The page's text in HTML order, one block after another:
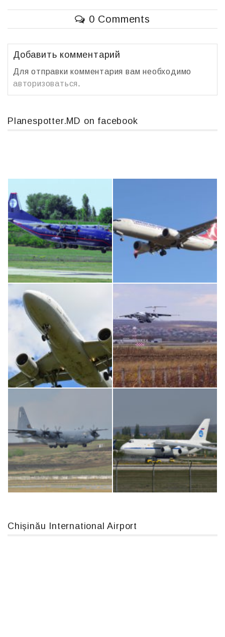
o
o
k
в
и
т
ь
0 Comments
Добавить комментарий
Для отправки комментария вам необходимо
авторизоваться.
Planespotter.MD on facebook
An12, UR-CGV Boeing 737 MAX 8, TC-LCC
Airbus A319-114 D-AILN, Lufthansa, Франкфурт-Кишинев, 24/06/18
Chișinău International Airport